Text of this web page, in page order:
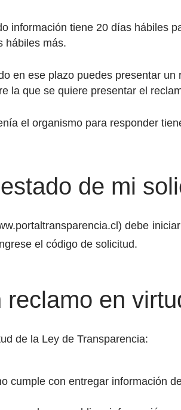
información tiene 20 días hábiles
hábiles más.
en ese plazo puedes presentar
la que se quiere presentar el
el organismo para responder
de mi
debe
el código de solicitud.
en
de la Ley de Transparencia:
cumple con entregar información